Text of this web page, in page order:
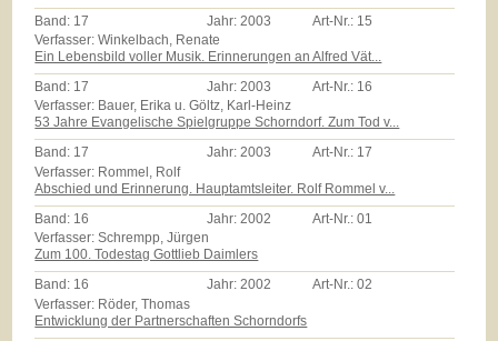
Band: 17 Jahr: 2003 Art-Nr.: 15
Verfasser: Winkelbach, Renate
Ein Lebensbild voller Musik. Erinnerungen an Alfred Vät...
Band: 17 Jahr:2003 Art-Nr.: 16
Verfasser: Bauer, Erika u. Göltz, Karl-Heinz
53 Jahre Evangelische Spielgruppe Schorndorf. Zum Tod v...
Band: 17 Jahr:2003 Art-Nr.: 17
Verfasser: Rommel, Rolf
Abschied und Erinnerung. Hauptamtsleiter. Rolf Rommel v...
Band: 16 Jahr:2002 Art-Nr.:01
Verfasser: Schrempp, Jürgen
Zum 100. Todestag Gottlieb Daimlers
Band: 16 Jahr:2002 Art-Nr.:02
Verfasser: Röder, Thomas
Entwicklung der Partnerschaften Schorndorfs